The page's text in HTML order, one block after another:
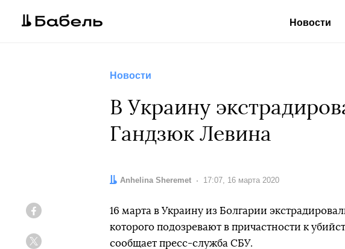
Новости
Новости
В Украину
Гандзюк Левина
Автор:
Anhelina Sheremet Дата:
17:07, 16 марта 2020
16 марта в Украину из Болгарии
которого подозревают в причастности к
сообщает пресс-служба СБУ.